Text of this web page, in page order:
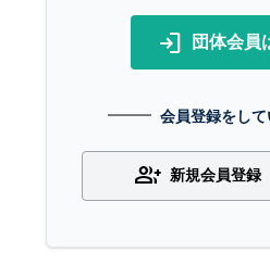
login 団体会員
会員登録をし
group_add 新規会員登録